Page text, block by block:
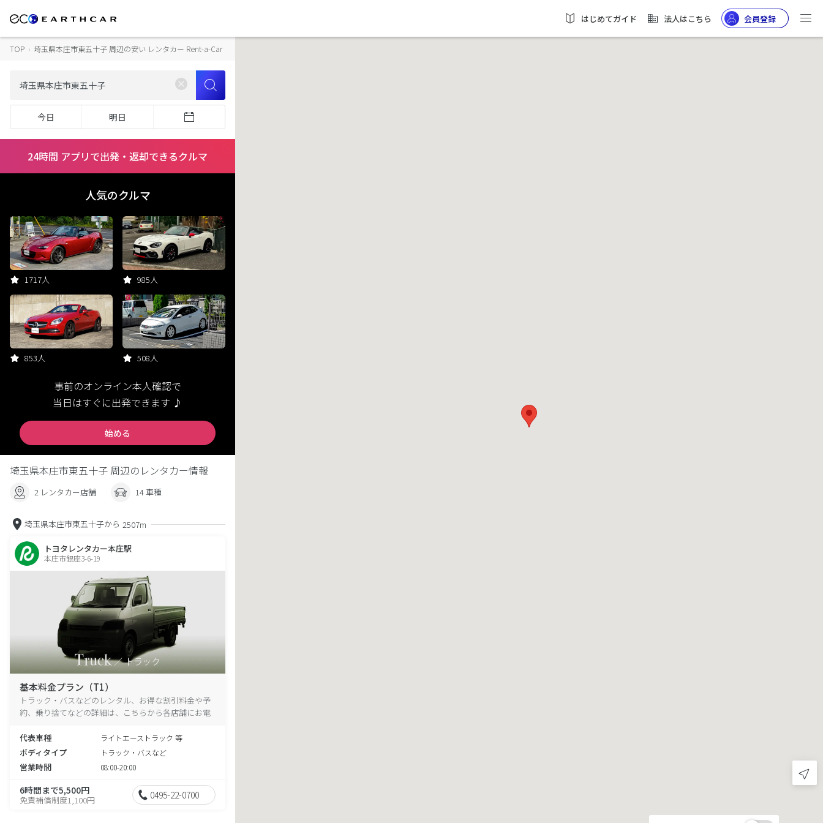
はじめてガイド 法人はこちら 会員登録
TOP › 埼玉県本庄市東五十子 周辺の安い レンタカー Rent-a-Car
今日 明日
24時間 アプリで出発・返却できるクルマ
人気のクルマ
1717人 985人
853人 508人
事前のオンライン本人確認で
当日はすぐに出発できます ♪
始める
埼玉県本庄市東五十子 周辺のレンタカー情報
2 レンタカー店舗 14 車種
埼玉県本庄市東五十子から 2507m
トヨタレンタカー本庄駅
本庄市銀座3-6-19
基本料金プラン（T1）
トラック・バスなどのレンタル、お得な割引料金や予
約、乗り捨てなどの詳細は、こちらから各店舗にお電
代表車種
ライトエーストラック 等
ボディタイプ トラック・バスなど
営業時間 08:00-20:00
6時間まで5,500円
免責補償制度1,100円 0495-22-0700